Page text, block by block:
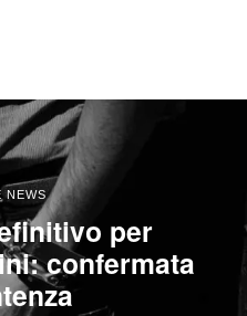
NEWS
per
confermata